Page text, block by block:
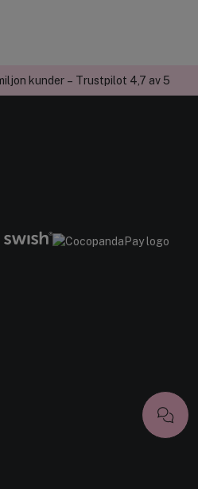
kunder – Trustpilot 4,7 av 5